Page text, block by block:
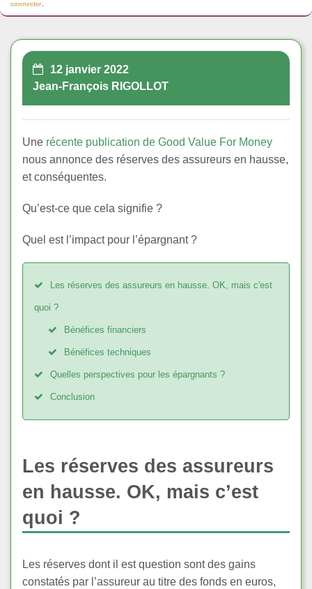
connecter.
12 janvier 2022
Jean-François RIGOLLOT
Une récente publication de Good Value For Money
nous annonce des réserves des assureurs en hausse,
et conséquentes.
Qu’est-ce que cela signifie ?
Quel est l’impact pour l’épargnant ?
Les réserves des assureurs en hausse. OK, mais c'est
quoi ?
Bénéfices financiers
Bénéfices techniques
Quelles perspectives pour les épargnants ?
Conclusion
Les réserves des assureurs
en hausse. OK, mais c’est
quoi ?
Les réserves dont il est question sont des gains
constatés par l’assureur au titre des fonds en euros,